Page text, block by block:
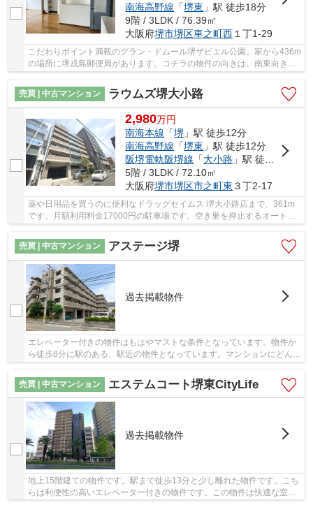
南海高野線 「堺東 」駅 徒歩18分
9階 / 3LDK / 76.39㎡
大阪府堺市堺区車之町西 １丁1-29
こだわりポイント満載のグラン・ドムール堺ザビエル公園。家から436m
の場所に堺戎島郵便局があります。コチラの物件の向きは、南東向きの
売買 | 中古マンション
ラウムズ堺大小路
2,980万円
南海本線 「堺 」駅 徒歩12分
南海高野線 「堺東 」駅 徒歩12分
阪堺電軌阪堺線 「大小路 」駅 徒歩5分
5階 / 3LDK / 72.10㎡
大阪府堺市堺区市之町東 ３丁2-17
薬や日用品を買うのに便利なドラッグセイムス 堺大小路店まで、361m
です。月額利用料金17000円の駐車場です。空き巣を抑止するオートロ
ック付き物件なので、安心して生活することがで...
売買 | 中古マンション
アステージ堺
過去掲載物件
エレベーター付きの物件はもはやマストな条件となっています。物件か
ら徒歩8分に駅のある、駅近の物件となっています。マンションにどんな
人が住んでいるのかも中古マンションなら事前...
売買 | 中古マンション
エステムコート堺東CityLife
過去掲載物件
地上15階建ての物件です。駅まで徒歩13分と少し離れた物件です。こち
らは利便性の高いエレベーター付きの物件です。この物件は快適な室内